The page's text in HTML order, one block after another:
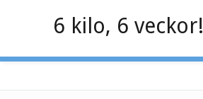
6 kilo, 6 veckor!